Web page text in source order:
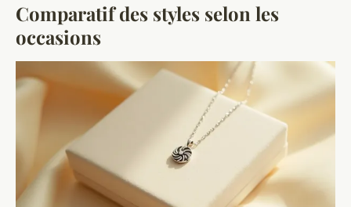
Comparatif des styles selon les
occasions